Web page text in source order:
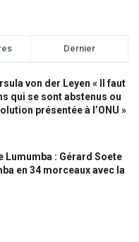
Dernier
von der Leyen « Il faut
qui se sont abstenus ou
présentée à l’ONU »
: Gérard Soete
en 34 morceaux avec la